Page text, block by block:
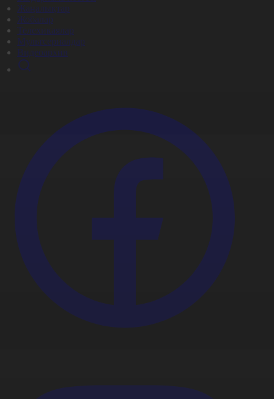
Жаңалықтар
Жобалар
Телехикаялар
Мультсериалдар
Видеоархив